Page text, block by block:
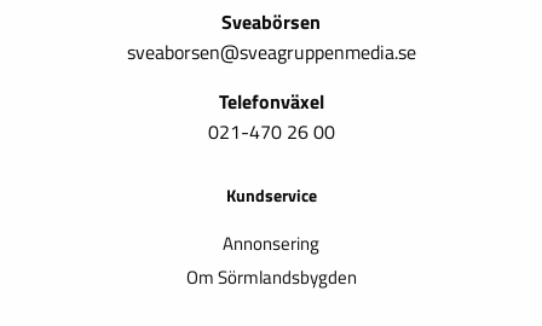
Sveabörsen
sveaborsen@sveagruppenmedia.se
Telefonväxel
021-470 26 00
Kundservice
Annonsering
Om Sörmlandsbygden